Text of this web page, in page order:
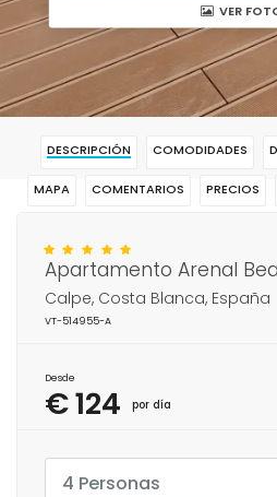
VER
DESCRIPCIÓN COMODIDADES
MAPA COMENTARIOS PRECIOS
Apartamento Arenal
Calpe, Costa Blanca, España
VT-514955-A
Desde
€ 124 por día
4 Personas